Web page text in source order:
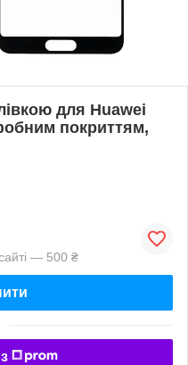
для Huawei
покриттям,
— 500 ₴